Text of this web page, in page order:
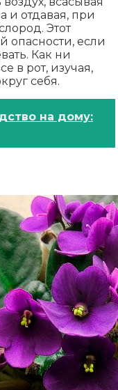
и отдавая, при
Этот
опасности, если
Как ни
в рот, изучая,
себя.
на дому: